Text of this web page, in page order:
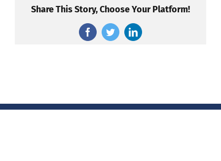
Share This Story, Choose Your Platform!
FacebookTwitterLinkedIn